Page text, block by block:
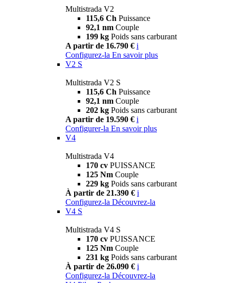
Multistrada V2
115,6 Ch Puissance
92,1 nm Couple
199 kg Poids sans carburant
A partir de 16.790 € i
Configurez-la En savoir plus
V2 S
Multistrada V2 S
115,6 Ch Puissance
92,1 nm Couple
202 kg Poids sans carburant
A partir de 19.590 € i
Configurer-la En savoir plus
V4
Multistrada V4
170 cv PUISSANCE
125 Nm Couple
229 kg Poids sans carburant
À partir de 21.390 € i
Configurez-la Découvrez-la
V4 S
Multistrada V4 S
170 cv PUISSANCE
125 Nm Couple
231 kg Poids sans carburant
À partir de 26.090 € i
Configurez-la Découvrez-la